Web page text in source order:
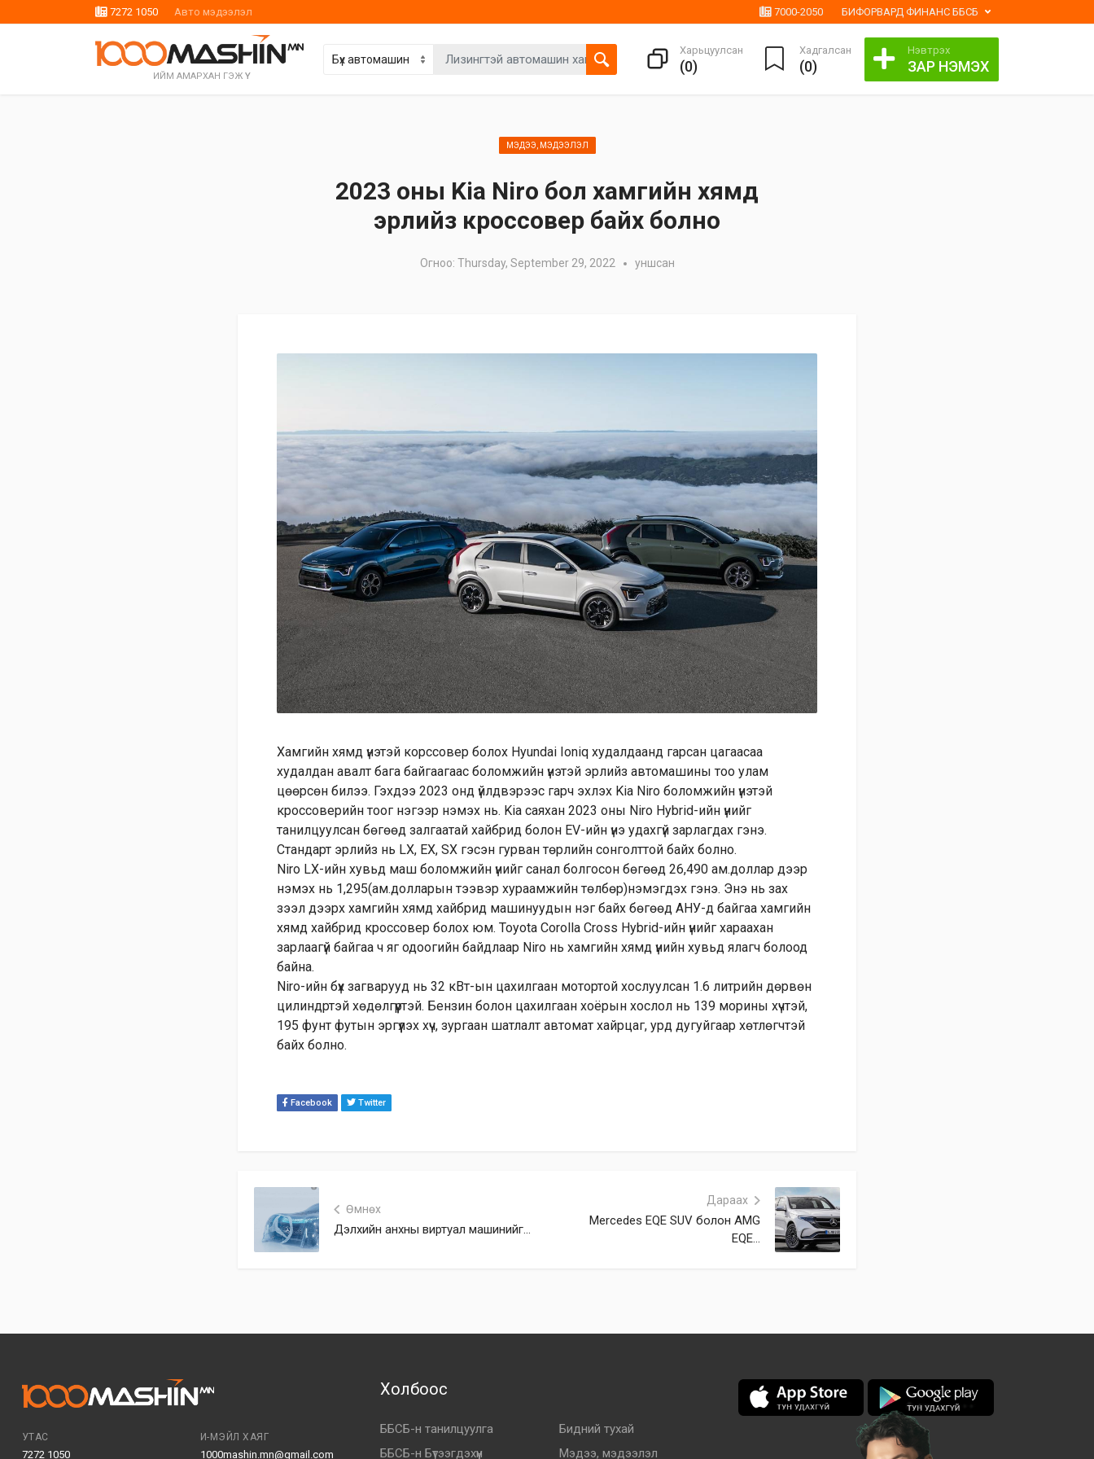
7272 1050 Авто мэдээлэл 7000-2050 БИФОРВАРД ФИНАНС ББСБ
ИЙМ АМАРХАН ГЭЖ ҮҮ
Харьцуулсан
(0)
Хадгалсан
(0)
Нэвтрэх
ЗАР НЭМЭХ
МЭДЭЭ, МЭДЭЭЛЭЛ
2023 оны Kia Niro бол хамгийн хямд
эрлийз кроссовер байх болно
Огноо: Thursday, September 29, 2022 уншсан
Хамгийн хямд үнэтэй корссовер болох Hyundai Ioniq худалдаанд гарсан цагаасаа
худалдан авалт бага байгаагаас боломжийн үнэтэй эрлийз автомашины тоо улам
цөөрсөн билээ. Гэхдээ 2023 онд үйлдвэрээс гарч эхлэх Kia Niro боломжийн үнэтэй
кроссоверийн тоог нэгээр нэмэх нь. Kia саяхан 2023 оны Niro Hybrid-ийн үнийг
танилцуулсан бөгөөд залгаатай хайбрид болон EV-ийн үнэ удахгүй зарлагдах гэнэ.
Стандарт эрлийз нь LX, EX, SX гэсэн гурван төрлийн сонголттой байх болно.
Niro LX-ийн хувьд маш боломжийн үнийг санал болгосон бөгөөд 26,490 ам.доллар дээр
нэмэх нь 1,295(ам.долларын тээвэр хураамжийн төлбөр)нэмэгдэх гэнэ. Энэ нь зах
зээл дээрх хамгийн хямд хайбрид машинуудын нэг байх бөгөөд АНУ-д байгаа хамгийн
хямд хайбрид кроссовер болох юм. Toyota Corolla Cross Hybrid-ийн үнийг хараахан
зарлаагүй байгаа ч яг одоогийн байдлаар Niro нь хамгийн хямд үнийн хувьд ялагч болоод
байна.
Niro-ийн бүх загварууд нь 32 кВт-ын цахилгаан мотортой хослуулсан 1.6 литрийн дөрвөн
цилиндртэй хөдөлгүүртэй. Бензин болон цахилгаан хоёрын хослол нь 139 морины хүчтэй,
195 фунт футын эргүүлэх хүч, зургаан шатлалт автомат хайрцаг, урд дугуйгаар хөтлөгчтэй
байх болно.
Facebook Twitter
Өмнөх
Дэлхийн анхны виртуал машинийг...
Дараах
Mercedes EQE SUV болон AMG
EQE...
УТАС
7272 1050
И-МЭЙЛ ХАЯГ
1000mashin.mn@gmail.com
Холбоос
ББСБ-н танилцуулга
ББСБ-н Бүтээгдэхүүн
Бидний тухай
Мэдээ, мэдээлэл